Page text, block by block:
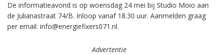
De informatieavond is op woensdag 24 mei bij Studio Moio aan
de Julianastraat 74/B. Inloop vanaf 18.30 uur. Aanmelden graag
per email: info@energiefixers071.nl.
Advertentie